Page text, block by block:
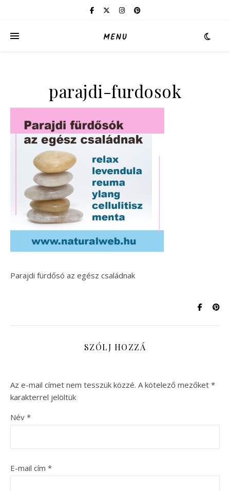
MENU
parajdi-furdosok
Parajdi fürdősó az egész családnak
SZÓLJ HOZZÁ
Az e-mail címet nem tesszük közzé. A kötelező mezőket *
karakterrel jelöltük
Név *
E-mail cím *